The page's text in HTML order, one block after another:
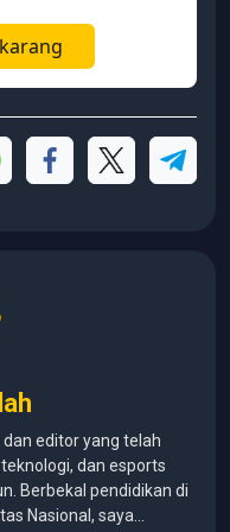
editor yang telah
dan esports
Berbekal pendidikan di
Nasional, saya